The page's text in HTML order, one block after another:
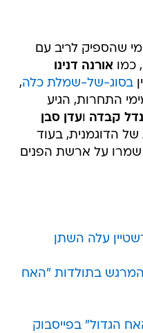
שהספיק לריב עם
כמו אורנה דנינו
בסוג-של-שמלת כלה,
התחרות, הגיע
קבדה ועדן סבן
של הדוגמנית, בעוד
שמרו על ארשת הפנים
עלה השתן
המרגש בתולדות "האח
הגדול" בפייסבוק